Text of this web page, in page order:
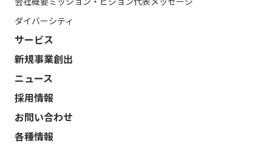
ダイバーシティ
サービス
新規事業創出
ニュース
採用情報
お問い合わせ
各種情報